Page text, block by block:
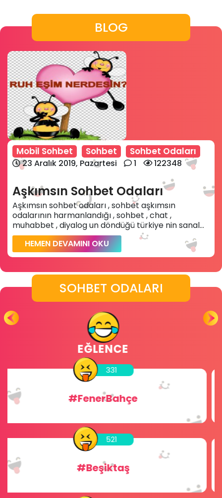
BLOG
Mobil Sohbet Sohbet Sohbet Odaları
23 Aralık 2019, Pazartesi 1 122348
Aşkımsın Sohbet Odaları
Aşkımsın sohbet odaları , sohbet aşkımsın
odalarının harmanlandığı , sohbet , chat ,
muhabbet , diyalog un döndüğü türkiye nin sanal...
HEMEN DEVAMINI OKU
SOHBET ODALARI
GLOBAL ODALAR
456
#Sohbet
256
#Chat